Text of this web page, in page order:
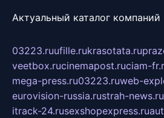
Актуальный каталог
03223.ruufille.rukrasotata.ru
veetbox.rucinemapost.ruciam-
mega-press.ru03223.ruweb-
eurovision-russia.rustrah-news.ru
itrack-24.rusexshopexpress.ru